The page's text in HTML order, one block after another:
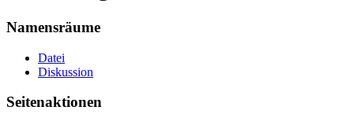
Namensräume
Datei
Diskussion
Seitenaktionen